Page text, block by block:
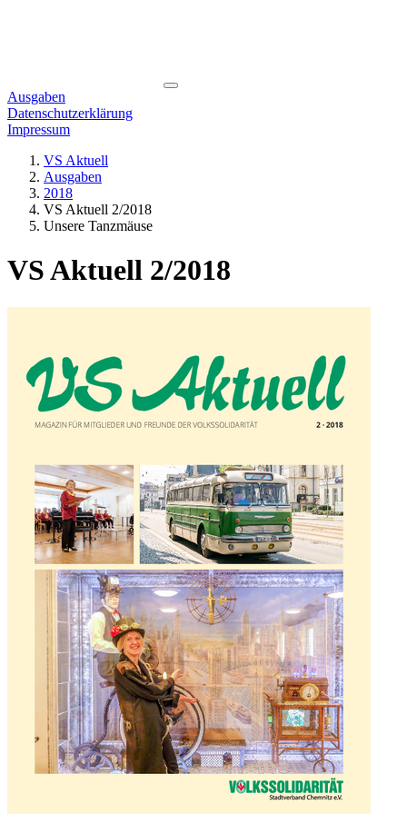
Ausgaben
Datenschutzerklärung
Impressum
VS Aktuell
Ausgaben
2018
VS Aktuell 2/2018
Unsere Tanzmäuse
VS Aktuell 2/2018